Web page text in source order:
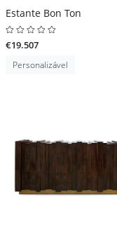
Estante Bon Ton
€19.507
Personalizável